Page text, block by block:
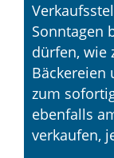
Sonntagen
dürfen, wie
Bäckereien
zum
ebenfalls
verkaufen,